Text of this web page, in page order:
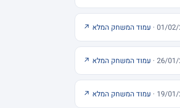
01/02/ עמוד המשחק המלא ↗
26/01/ עמוד המשחק המלא ↗
19/01/ עמוד המשחק המלא ↗